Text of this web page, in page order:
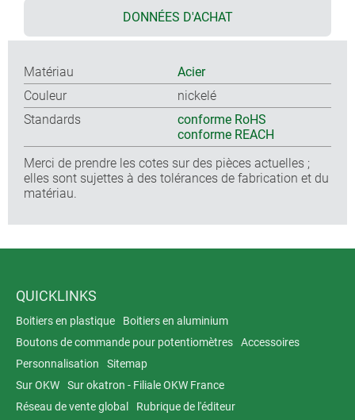
DONNÉES D'ACHAT
Matériau
Acier
Couleur
nickelé
Standards
conforme RoHS
conforme REACH
Merci de prendre les cotes sur des pièces actuelles ;
elles sont sujettes à des tolérances de fabrication et du
matériau.
QUICKLINKS
Boitiers en plastique
Boitiers en aluminium
Boutons de commande pour potentiomètres
Accessoires
Personnalisation
Sitemap
Sur OKW
Sur okatron - Filiale OKW France
Réseau de vente global
Rubrique de l'éditeur